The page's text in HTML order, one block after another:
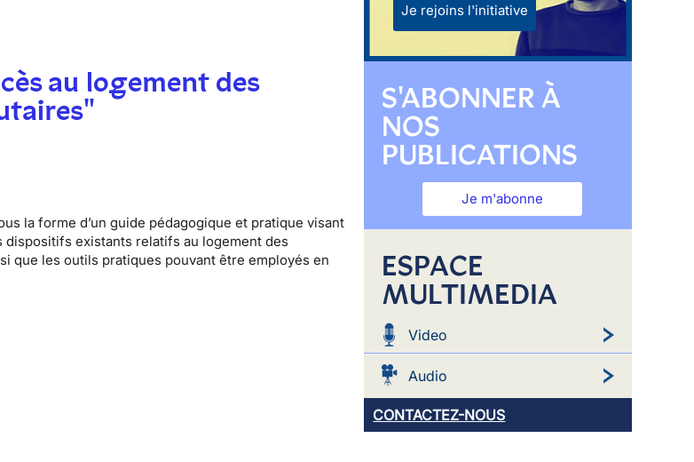
au logement des
la forme d’un guide pédagogique et pratique visant
existants relatifs au logement des
que les outils pratiques pouvant être employés en
Je rejoins l'initiative
S'ABONNER À
NOS
PUBLICATIONS
Je m'abonne
ESPACE
MULTIMEDIA
Video
Audio
CONTACTEZ-NOUS